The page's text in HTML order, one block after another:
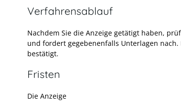
Verfahrensablauf
Nachdem Sie die Anzeige getätigt haben,
und fordert gegebenenfalls Unterlagen
bestätigt.
Fristen
Die Anzeige